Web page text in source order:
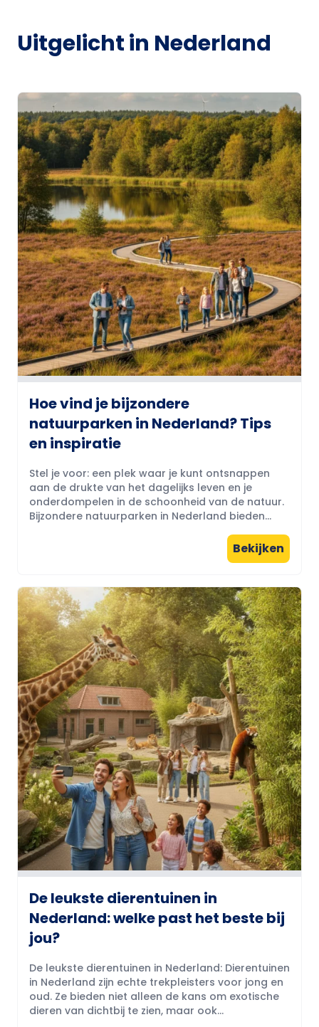
Uitgelicht in Nederland
Hoe vind je bijzondere
natuurparken in Nederland? Tips
en inspiratie
Stel je voor: een plek waar je kunt ontsnappen
aan de drukte van het dagelijks leven en je
onderdompelen in de schoonheid van de natuur.
Bijzondere natuurparken in Nederland bieden...
Bekijken
De leukste dierentuinen in
Nederland: welke past het beste bij
jou?
De leukste dierentuinen in Nederland: Dierentuinen
in Nederland zijn echte trekpleisters voor jong en
oud. Ze bieden niet alleen de kans om exotische
dieren van dichtbij te zien, maar ook...